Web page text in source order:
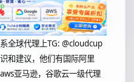
全球代理上TG: @cloudcup
和建议，他们有国际阿里
亚马逊，谷歌云一级代理